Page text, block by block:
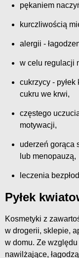
pękaniem
kurczliwością
alergii -
w celu regulacji
cukrzycy -
cukru we krwi,
częstego
motywacji,
uderzeń gorąca
lub menopauzą,
leczenia
Pyłek
Kosmetyki z
w drogerii, sklepie,
w domu. Ze
nawilżające,